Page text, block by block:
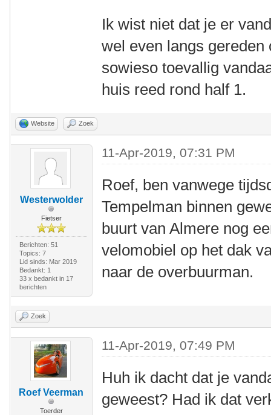
Ik wist niet dat je er
wel even langs
sowieso toevallig
huis reed rond half 1.
Website Zoek
Westerwolder
Fietser
Berichten: 51
Topics: 7
Lid sinds: Mar 2019
Bedankt: 1
33 x bedankt in 17
berichten
11-Apr-2019, 07:31 PM
Roef, ben vanwege
Tempelman binnen
buurt van Almere nog
velomobiel op het dak
naar de overbuurman.
Zoek
Roef Veerman
Toerder
11-Apr-2019, 07:49 PM
Huh ik dacht dat je
geweest? Had ik dat